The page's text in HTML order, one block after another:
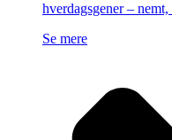
hverdagsgener –
Se mere